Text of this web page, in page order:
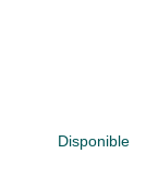
Disponible